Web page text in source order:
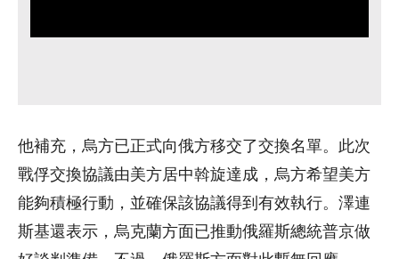
他補充，烏方已正式向俄方移交了交換名單。此次
戰俘交換協議由美方居中斡旋達成，烏方希望美方
能夠積極行動，並確保該協議得到有效執行。澤連
斯基還表示，烏克蘭方面已推動俄羅斯總統普京做